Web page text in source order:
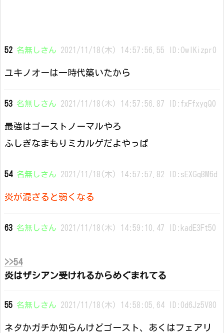
52 名無しさん 2021/11/18(木) 14:57:56.55 ID:OwIKizpr0
ユキノオーは一時代築いたから
53 名無しさん 2021/11/18(木) 14:57:56.87 ID:fxFfxyqQ0
最強はゴーストノーマルやろ
ふしぎなまもりミカルゲだよやっぱ
54 名無しさん 2021/11/18(木) 14:57:57.82 ID:sEXGqBM6d
炎が混ざると弱くなる
63 名無しさん 2021/11/18(木) 14:59:10.47 ID:kadE3Ft50
>>54
炎はザシアン受けれるからめぐまれてる
55 名無しさん 2021/11/18(木) 14:58:05.64 ID:0d6Jz5V80
ネタかガチか知らんけどゴースト、あくはフェアリ